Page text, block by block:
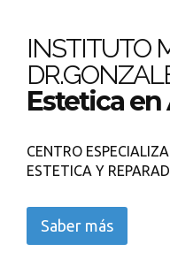
INSTITUTO
Estetica
CENTRO
ESTETICA Y
Saber más